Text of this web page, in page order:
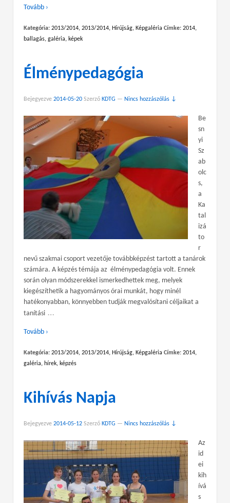
Tovább ›
Kategória: 2013/2014, 2013/2014, Hírújság, Képgaléria Címke: 2014,
ballagás, galéria, képek
Élménypedagógia
Bejegyezve 2014-05-20 Szerző KDTG — Nincs hozzászólás ↓
Be
sn
yi
Sz
ab
olc
s,
a
Ka
tal
izá
to
r
nevű szakmai csoport vezetője továbbképzést tartott a tanárok
számára. A képzés témája az élménypedagógia volt. Ennek
során olyan módszerekkel ismerkedhettek meg, melyek
kiegészíthetik a hagyományos órai munkát, hogy minél
hatékonyabban, könnyebben tudják megvalósítani céljaikat a
tanítási …
Tovább ›
Kategória: 2013/2014, 2013/2014, Hírújság, Képgaléria Címke: 2014,
galéria, hírek, képzés
Kihívás Napja
Bejegyezve 2014-05-12 Szerző KDTG — Nincs hozzászólás ↓
Az
id
ei
kih
ívá
s